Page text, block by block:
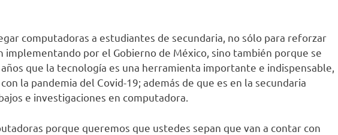
computadoras a estudiantes de secundaria, no sólo para reforzar
implementando por el Gobierno de México, sino también porque se
años que la tecnología es una herramienta importante e indispensable,
la pandemia del Covid-19; además de que es en la secundaria
e investigaciones en computadora.
porque queremos que ustedes sepan que van a contar con